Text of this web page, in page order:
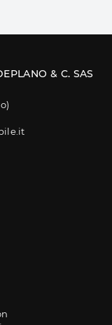
& C. SAS